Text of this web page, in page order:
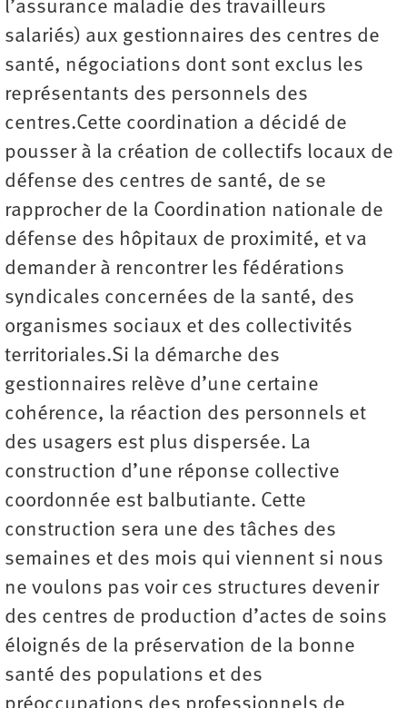
l’assurance maladie des travailleurs
salariés) aux gestionnaires des centres de
santé, négociations dont sont exclus les
représentants des personnels des
centres.Cette coordination a décidé de
pousser à la création de collectifs locaux de
défense des centres de santé, de se
rapprocher de la Coordination nationale de
défense des hôpitaux de proximité, et va
demander à rencontrer les fédérations
syndicales concernées de la santé, des
organismes sociaux et des collectivités
territoriales.Si la démarche des
gestionnaires relève d’une certaine
cohérence, la réaction des personnels et
des usagers est plus dispersée. La
construction d’une réponse collective
coordonnée est balbutiante. Cette
construction sera une des tâches des
semaines et des mois qui viennent si nous
ne voulons pas voir ces structures devenir
des centres de production d’actes de soins
éloignés de la préservation de la bonne
santé des populations et des